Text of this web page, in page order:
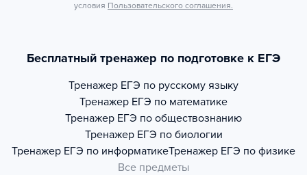
условия Пользовательского соглашения.
Бесплатный тренажер по подготовке к ЕГЭ
Тренажер ЕГЭ по русскому языку
Тренажер ЕГЭ по математике
Тренажер ЕГЭ по обществознанию
Тренажер ЕГЭ по биологии
Тренажер ЕГЭ по информатикеТренажер ЕГЭ по физике
Все предметы